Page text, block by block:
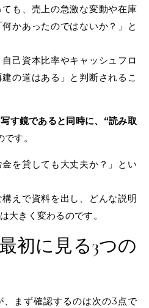
も、売上の急激な変動や在庫
かあったのではないか？」と
己資本比率やキャッシュフロ
の道はある」と判断されるこ
す鏡であると同時に、“読み取
です。
を貸しても大丈夫か？」とい
えで資料を出し、どんな説明
大きく変わるのです。
初に見る3つの
まず確認するのは次の3点で